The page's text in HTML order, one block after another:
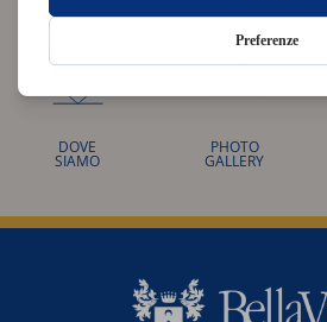
DOVE
SIAMO
PHOTO
GALLERY